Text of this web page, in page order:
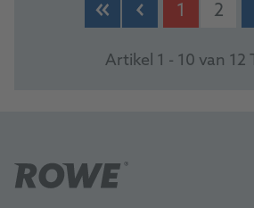
1 2
Artikel 1 - 10 van 12